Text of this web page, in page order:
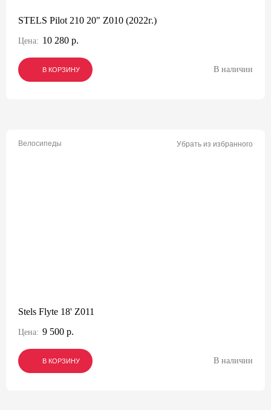
STELS Pilot 210 20" Z010 (2022г.)
Цена: 10 280 р.
В КОРЗИНУ
В КОРЗИНУ
В КОРЗИНУ В наличии
Велосипеды Убрать из избранного
Stels Flyte 18' Z011
Цена: 9 500 р.
В КОРЗИНУ
В КОРЗИНУ
В КОРЗИНУ В наличии